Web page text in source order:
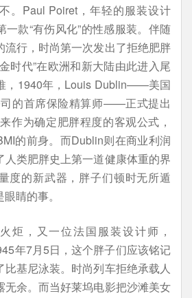
。Paul Poiret，年轻的服装设计
一款“有伤风化”的性感服装。伴随
流行，时尚第一次发出了拒绝肥胖
时代”在欧洲和新大陆由此进入尾
，1940年，Louis Dublin——美国
司的首席保险精算师——正式提出
作为确定肥胖程度的客观公式，
的前身。而Dublin则在商业利润
人类肥胖史上第一道健康体重的界
度的新武器，胖子们顿时无所遁
睛的事。
炬，又一位法国服装设计师，
年7月5日，这个胖子们应该铭记
基尼泳装。时尚列车拒绝承载人
无余。而当好莱坞电影把沙滩美女